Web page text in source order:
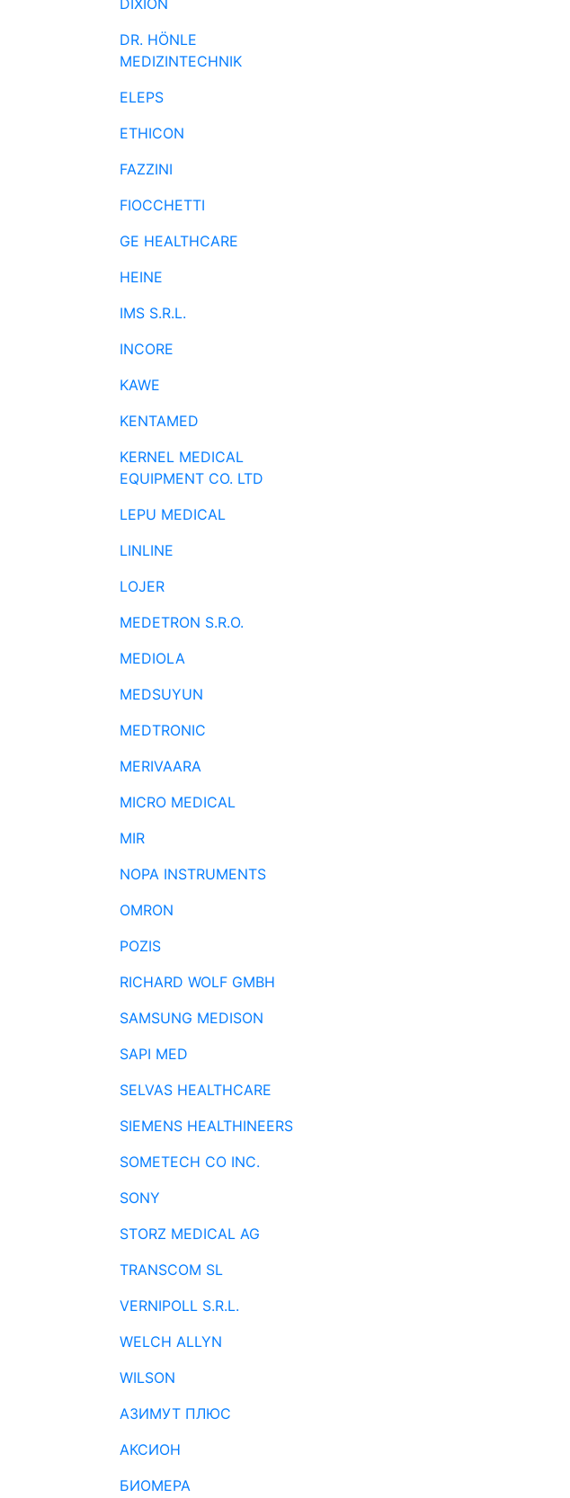
DIXION
DR. HÖNLE
MEDIZINTECHNIK
ELEPS
ETHICON
FAZZINI
FIOCCHETTI
GE HEALTHCARE
HEINE
IMS S.R.L.
INCORE
KAWE
KENTAMED
KERNEL MEDICAL
EQUIPMENT CO. LTD
LEPU MEDICAL
LINLINE
LOJER
MEDETRON S.R.O.
MEDIOLA
MEDSUYUN
MEDTRONIC
MERIVAARA
MICRO MEDICAL
MIR
NOPA INSTRUMENTS
OMRON
POZIS
RICHARD WOLF GMBH
SAMSUNG MEDISON
SAPI MED
SELVAS HEALTHCARE
SIEMENS HEALTHINEERS
SOMETECH CO INC.
SONY
STORZ MEDICAL AG
TRANSCOM SL
VERNIPOLL S.R.L.
WELCH ALLYN
WILSON
АЗИМУТ ПЛЮС
АКСИОН
БИОМЕРА